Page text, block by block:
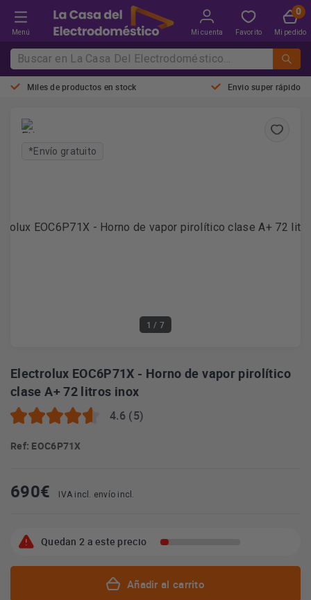
Menú Mi cuenta Favorito Mi pedido
Miles de productos en stock Envio super rápido
1 / 7
*Envío gratuito
Electrolux EOC6P71X - Horno de vapor pirolítico
clase A+ 72 litros inox
4.6 (5)
Ref: EOC6P71X
690€ IVA incl. envío incl.
Quedan 2 a este precio
Añadir al carrito